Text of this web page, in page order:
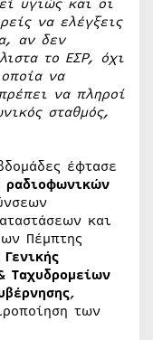
να ελέγξεις
αν δεν
το ΕΣΡ, όχι
να
να πληροί
σταθμός,
έφτασε
ραδιοφωνικών
και
Πέμπτης
Γενικής
Ταχυδρομείων
,
των